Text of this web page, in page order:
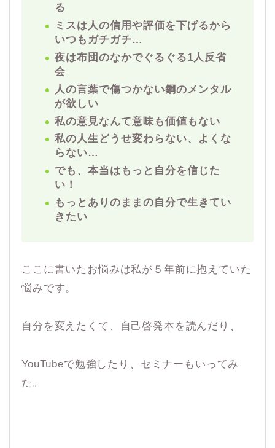
る
ミスは人の信用や評価を下げるから
いつもガチガチ…
夜は布団のなかでぐるぐる1人反省
会
人の言葉で傷つかない鋼のメンタル
が欲しい
私の意見なんて意味も価値もない
私の人生どうせ変わらない、よくな
らない…
でも、本当はもっと自分を信じた
い！
もっとありのままの自分で生きてい
きたい
ここに書いたお悩みは私が５年前に抱えていた
悩みです。
自分を変えたくて、自己啓発本を読んだり、
YouTubeで勉強したり、セミナーもいってみ
た。